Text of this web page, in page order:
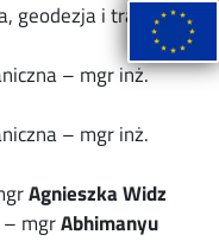
geodezja i transport
– mgr inż.
– mgr inż.
Agnieszka Widz
– mgrAbhimanyu